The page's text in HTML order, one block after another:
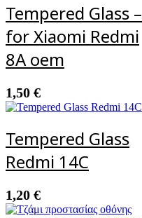
Tempered Glass –
for Xiaomi Redmi
8A oem
1,50 €
Tempered Glass
Redmi 14C
1,20 €